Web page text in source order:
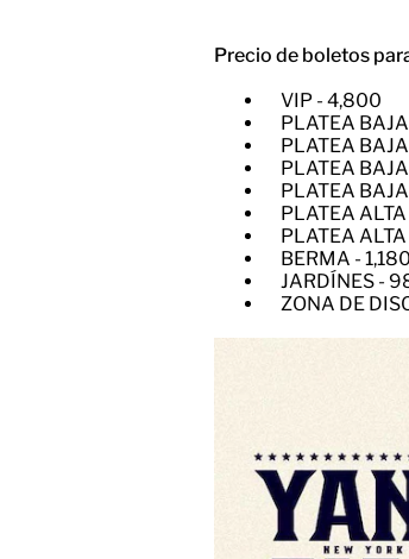
Precio de boletos
VIP - 4,800
​PLATEA
​PLATEA
​PLATEA
​PLATEA
​PLATEA
​PLATEA
​BERMA - 1,180
JARDÍNES -
​ZONA DE